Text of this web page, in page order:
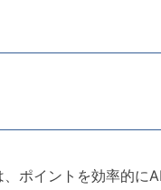
ポイントを効率的に